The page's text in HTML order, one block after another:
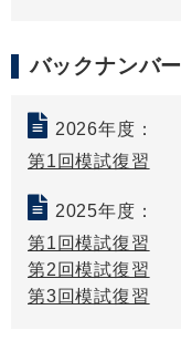
バックナンバー
2026年度：
第1回模試復習
2025年度：
第1回模試復習
第2回模試復習
第3回模試復習